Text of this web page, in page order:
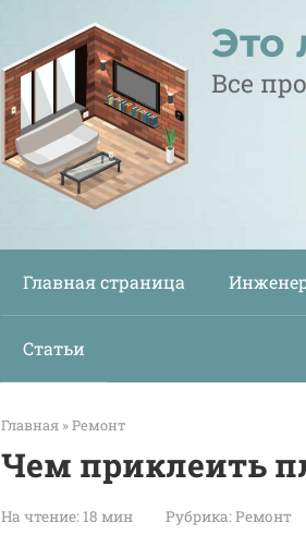
Это
Все
Главная страница
Статьи
Главная »Ремонт
Чем приклеить
На чтение: 18 мин Рубрика:Ремонт